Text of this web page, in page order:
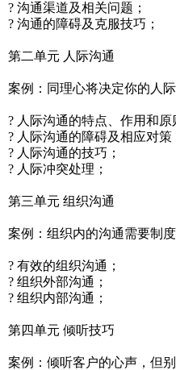
? 沟通渠道及相关问题；
? 沟通的障碍及克服技巧；
第二单元 人际沟通
案例：同理心将决定你的人
? 人际沟通的特点、作用和原
? 人际沟通的障碍及相应对策
? 人际沟通的技巧；
? 人际冲突处理；
第三单元 组织沟通
案例：组织内的沟通需要制
? 有效的组织沟通；
? 组织外部沟通；
? 组织内部沟通；
第四单元 倾听技巧
案例：倾听客户的心声，但